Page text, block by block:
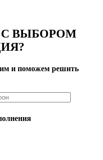
ВЫБОРОМ
и поможем решить